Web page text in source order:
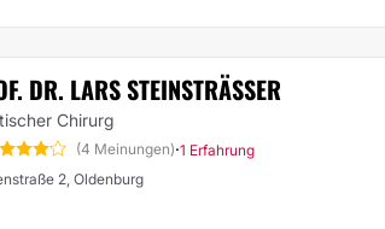
DR. LARS STEINSTRÄSSER
Chirurg
(4 Meinungen)·1 Erfahrung
2, Oldenburg